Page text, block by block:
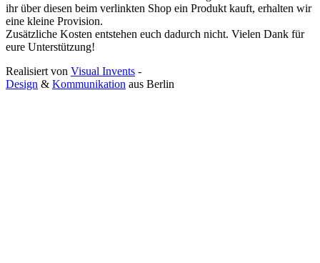
ihr über diesen beim verlinkten Shop ein Produkt kauft, erhalten wir
eine kleine Provision.
Zusätzliche Kosten entstehen euch dadurch nicht. Vielen Dank für
eure Unterstützung!
Realisiert von Visual Invents -
Design & Kommunikation aus Berlin